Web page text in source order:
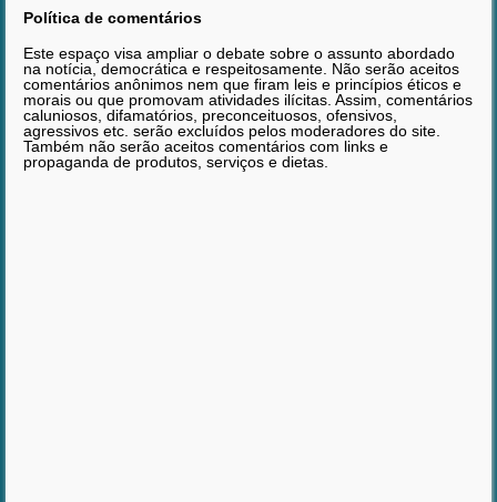
Política de comentários
Este espaço visa ampliar o debate sobre o assunto abordado
na notícia, democrática e respeitosamente. Não serão aceitos
comentários anônimos nem que firam leis e princípios éticos e
morais ou que promovam atividades ilícitas. Assim, comentários
caluniosos, difamatórios, preconceituosos, ofensivos,
agressivos etc. serão excluídos pelos moderadores do site.
Também não serão aceitos comentários com links e
propaganda de produtos, serviços e dietas.